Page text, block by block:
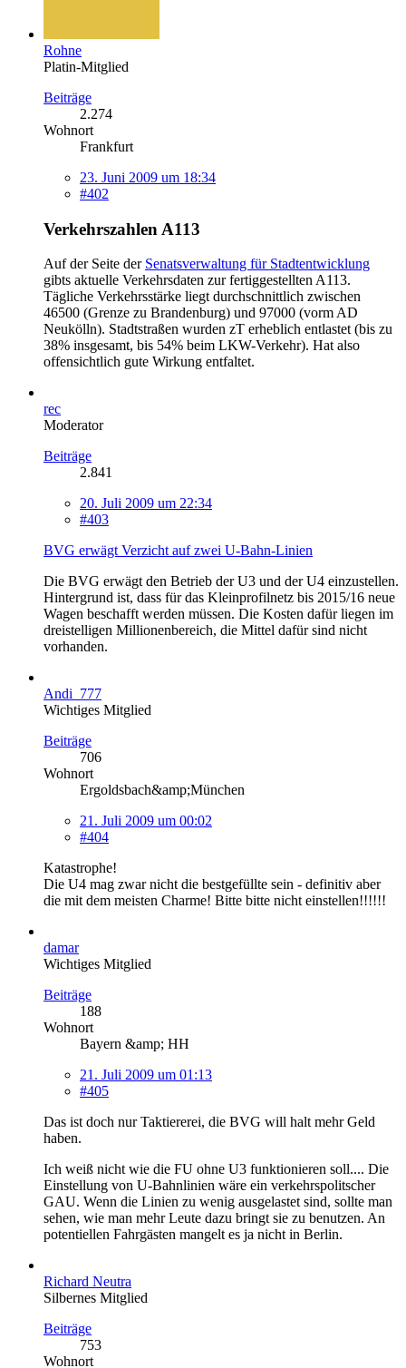
Rohne
Platin-Mitglied
Beiträge
2.274
Wohnort
Frankfurt
23. Juni 2009 um 18:34
#402
Verkehrszahlen A113
Auf der Seite der Senatsverwaltung für Stadtentwicklung
gibts aktuelle Verkehrsdaten zur fertiggestellten A113.
Tägliche Verkehrsstärke liegt durchschnittlich zwischen
46500 (Grenze zu Brandenburg) und 97000 (vorm AD
Neukölln). Stadtstraßen wurden zT erheblich entlastet (bis zu
38% insgesamt, bis 54% beim LKW-Verkehr). Hat also
offensichtlich gute Wirkung entfaltet.
rec
Moderator
Beiträge
2.841
20. Juli 2009 um 22:34
#403
BVG erwägt Verzicht auf zwei U-Bahn-Linien
Die BVG erwägt den Betrieb der U3 und der U4 einzustellen.
Hintergrund ist, dass für das Kleinprofilnetz bis 2015/16 neue
Wagen beschafft werden müssen. Die Kosten dafür liegen im
dreistelligen Millionenbereich, die Mittel dafür sind nicht
vorhanden.
Andi_777
Wichtiges Mitglied
Beiträge
706
Wohnort
Ergoldsbach&amp;München
21. Juli 2009 um 00:02
#404
Katastrophe!
Die U4 mag zwar nicht die bestgefüllte sein - definitiv aber
die mit dem meisten Charme! Bitte bitte nicht einstellen!!!!!!
damar
Wichtiges Mitglied
Beiträge
188
Wohnort
Bayern &amp; HH
21. Juli 2009 um 01:13
#405
Das ist doch nur Taktiererei, die BVG will halt mehr Geld
haben.
Ich weiß nicht wie die FU ohne U3 funktionieren soll.... Die
Einstellung von U-Bahnlinien wäre ein verkehrspolitscher
GAU. Wenn die Linien zu wenig ausgelastet sind, sollte man
sehen, wie man mehr Leute dazu bringt sie zu benutzen. An
potentiellen Fahrgästen mangelt es ja nicht in Berlin.
Richard Neutra
Silbernes Mitglied
Beiträge
753
Wohnort